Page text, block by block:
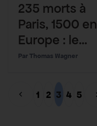
235 morts à
Paris, 1500 en
Europe : le
changement
triplé le
nombre de
Thomas Wagner
1 2 3 4 5